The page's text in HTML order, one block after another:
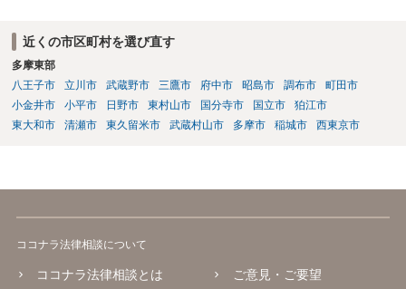
近くの市区町村を選び直す
多摩東部
八王子市
立川市 武蔵野市 三鷹市 府中市 昭島市 調布市
町田市
小金井市
小平市 日野市 東村山市 国分寺市 国立市
狛江市
東大和市
清瀬市 東久留米市 武蔵村山市 多摩市 稲城市 西東京市
ココナラ法律相談について
ココナラ法律相談とは
ご意見・ご要望